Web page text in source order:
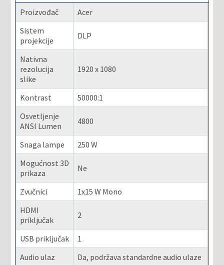
Proizvođač
Acer
Sistem
projekcije
DLP
Nativna
rezolucija
slike
1920 x 1080
Kontrast
50000:1
Osvetljenje
ANSI Lumen
4800
Snaga lampe
250 W
Mogućnost 3D
prikaza
Ne
Zvučnici
1x15 W Mono
HDMI
priključak
2
USB priključak
1
Audio ulaz
Da, podržava standardne audio ulaze